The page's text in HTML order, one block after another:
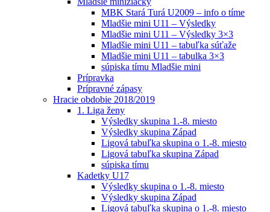
MBK Stará Turá U2009 – info o tíme
Mladšie mini U11 – Výsledky
Mladšie mini U11 – Výsledky 3×3
Mladšie mini U11 – tabuľka súťaže
Mladšie mini U11 – tabulka 3×3
súpiska tímu Mladšie mini
Prípravka
Prípravné zápasy
Hracie obdobie 2018/2019
1. Liga ženy
Výsledky skupina 1.-8. miesto
Výsledky skupina Západ
Ligová tabuľka skupina o 1.-8. miesto
Ligová tabuľka skupina Západ
súpiska tímu
Kadetky U17
Výsledky skupina o 1.-8. miesto
Výsledky skupina Západ
Ligová tabuľka skupina o 1.-8. miesto